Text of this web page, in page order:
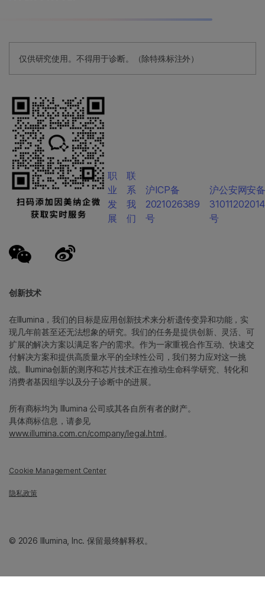
仅供研究使用。不得用于诊断。（除特殊标注外）
创新技术
在Illumina，我们的目标是应用创新技术来分析遗传变异和功能，实
现几年前甚至还无法想象的研究。我们的任务是提供创新、灵活、可
扩展的解决方案以满足客户的需求。作为一家重视合作互动、快速交
付解决方案和提供高质量水平的全球性公司，我们努力应对这一挑
战。Illumina创新的测序和芯片技术正在推动生命科学研究、转化和
消费者基因组学以及分子诊断中的进展。
所有商标均为 Illumina 公司或其各自所有者的财产。
具体商标信息，请参见
www.illumina.com.cn/company/legal.html。
Cookie Management Center
隐私政策
职
业
发
展
联
系
我
们
沪ICP备
2021026389
号
沪公安网安
号
© 2026 Illumina, Inc. 保留最终解释权。